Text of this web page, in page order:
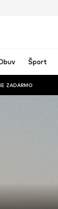
Šport
ZADARMO